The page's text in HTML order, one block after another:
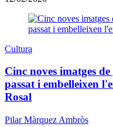
Cultura
Cinc noves imatges
passat i embelleixen
Rosal
Pilar Màrquez Ambròs